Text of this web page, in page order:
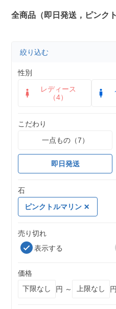
全商品（即日発送，ピンク
絞り込む
性別
レディース
（4）
こだわり
一点もの（7）
即日発送
石
ピンクトルマリン
売り切れ
表示する
価格
円 ～
円